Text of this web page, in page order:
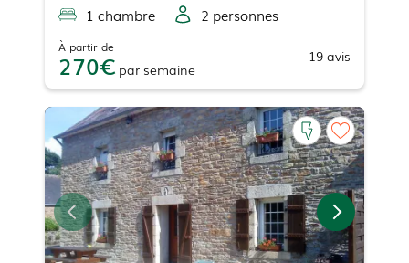
1 chambre 2 personnes
À partir de
270 par semaine
19 avis